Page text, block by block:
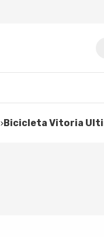
Bicicleta Vitoria